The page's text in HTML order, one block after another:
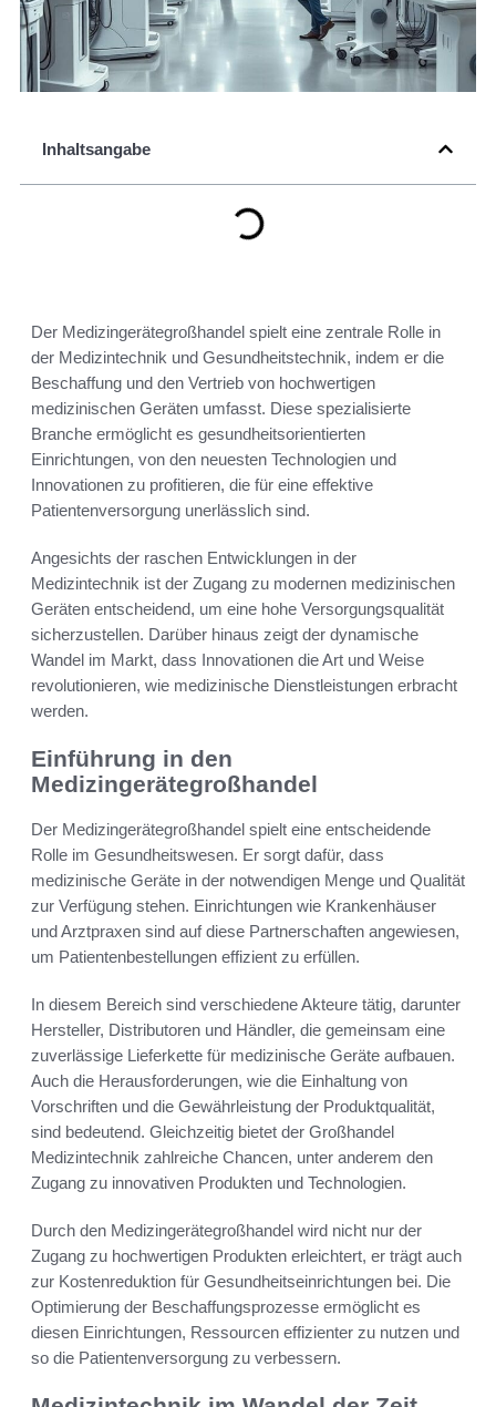
Inhaltsangabe
Der Medizingerätegroßhandel spielt eine zentrale Rolle in
der Medizintechnik und Gesundheitstechnik, indem er die
Beschaffung und den Vertrieb von hochwertigen
medizinischen Geräten umfasst. Diese spezialisierte
Branche ermöglicht es gesundheitsorientierten
Einrichtungen, von den neuesten Technologien und
Innovationen zu profitieren, die für eine effektive
Patientenversorgung unerlässlich sind.
Angesichts der raschen Entwicklungen in der
Medizintechnik ist der Zugang zu modernen medizinischen
Geräten entscheidend, um eine hohe Versorgungsqualität
sicherzustellen. Darüber hinaus zeigt der dynamische
Wandel im Markt, dass Innovationen die Art und Weise
revolutionieren, wie medizinische Dienstleistungen erbracht
werden.
Einführung in den
Medizingerätegroßhandel
Der Medizingerätegroßhandel spielt eine entscheidende
Rolle im Gesundheitswesen. Er sorgt dafür, dass
medizinische Geräte in der notwendigen Menge und Qualität
zur Verfügung stehen. Einrichtungen wie Krankenhäuser
und Arztpraxen sind auf diese Partnerschaften angewiesen,
um Patientenbestellungen effizient zu erfüllen.
In diesem Bereich sind verschiedene Akteure tätig, darunter
Hersteller, Distributoren und Händler, die gemeinsam eine
zuverlässige Lieferkette für medizinische Geräte aufbauen.
Auch die Herausforderungen, wie die Einhaltung von
Vorschriften und die Gewährleistung der Produktqualität,
sind bedeutend. Gleichzeitig bietet der Großhandel
Medizintechnik zahlreiche Chancen, unter anderem den
Zugang zu innovativen Produkten und Technologien.
Durch den Medizingerätegroßhandel wird nicht nur der
Zugang zu hochwertigen Produkten erleichtert, er trägt auch
zur Kostenreduktion für Gesundheitseinrichtungen bei. Die
Optimierung der Beschaffungsprozesse ermöglicht es
diesen Einrichtungen, Ressourcen effizienter zu nutzen und
so die Patientenversorgung zu verbessern.